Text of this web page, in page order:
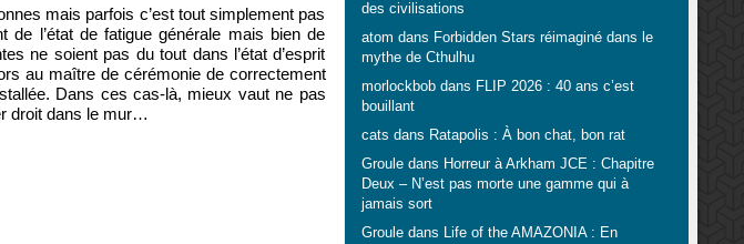
mais parfois c’est tout simplement pas
l’état de fatigue générale mais bien de
ne soient pas du tout dans l’état d’esprit
au maître de cérémonie de correctement
Dans ces cas-là, mieux vaut ne pas
droit dans le mur…
des civilisations
atom dans Forbidden Stars réimaginé dans le
mythe de Cthulhu
morlockbobdans FLIP 2026 : 40 ans c’est
bouillant
cats dans Ratapolis : À bon chat, bon rat
Grouledans Horreur à Arkham JCE : Chapitre
Deux – N’est pas morte une gamme qui à
jamais sort
Grouledans Life of the AMAZONIA : En